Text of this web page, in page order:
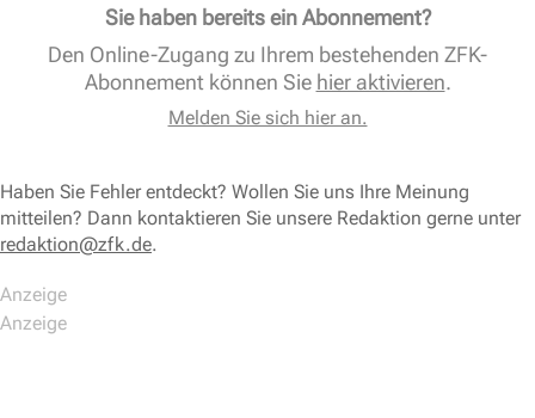
Sie haben bereits ein Abonnement?
Den Online-Zugang zu Ihrem bestehenden ZFK-
Abonnement können Sie hier aktivieren.
Melden Sie sich hier an.
Haben Sie Fehler entdeckt? Wollen Sie uns Ihre Meinung
mitteilen? Dann kontaktieren Sie unsere Redaktion gerne unter
redaktion@zfk.de.